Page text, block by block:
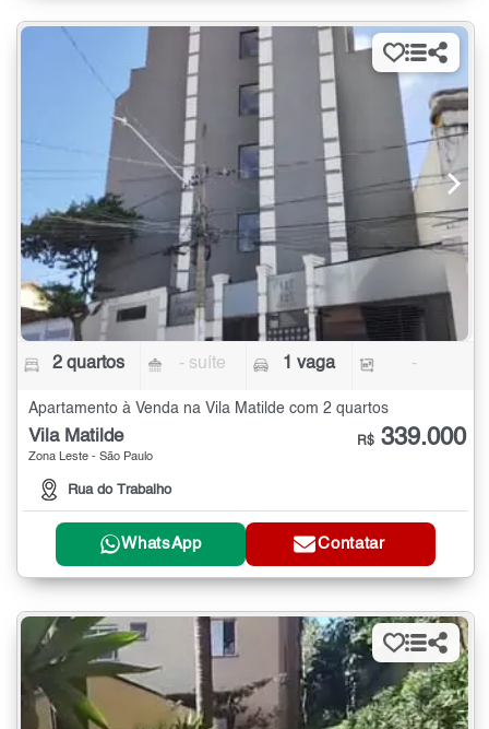
2 quartos - suíte 1 vaga -
Apartamento à Venda na Vila Matilde com 2 quartos
Vila Matilde
Zona Leste - São Paulo
Rua do Trabalho
R$ 339.000
WhatsApp Contatar